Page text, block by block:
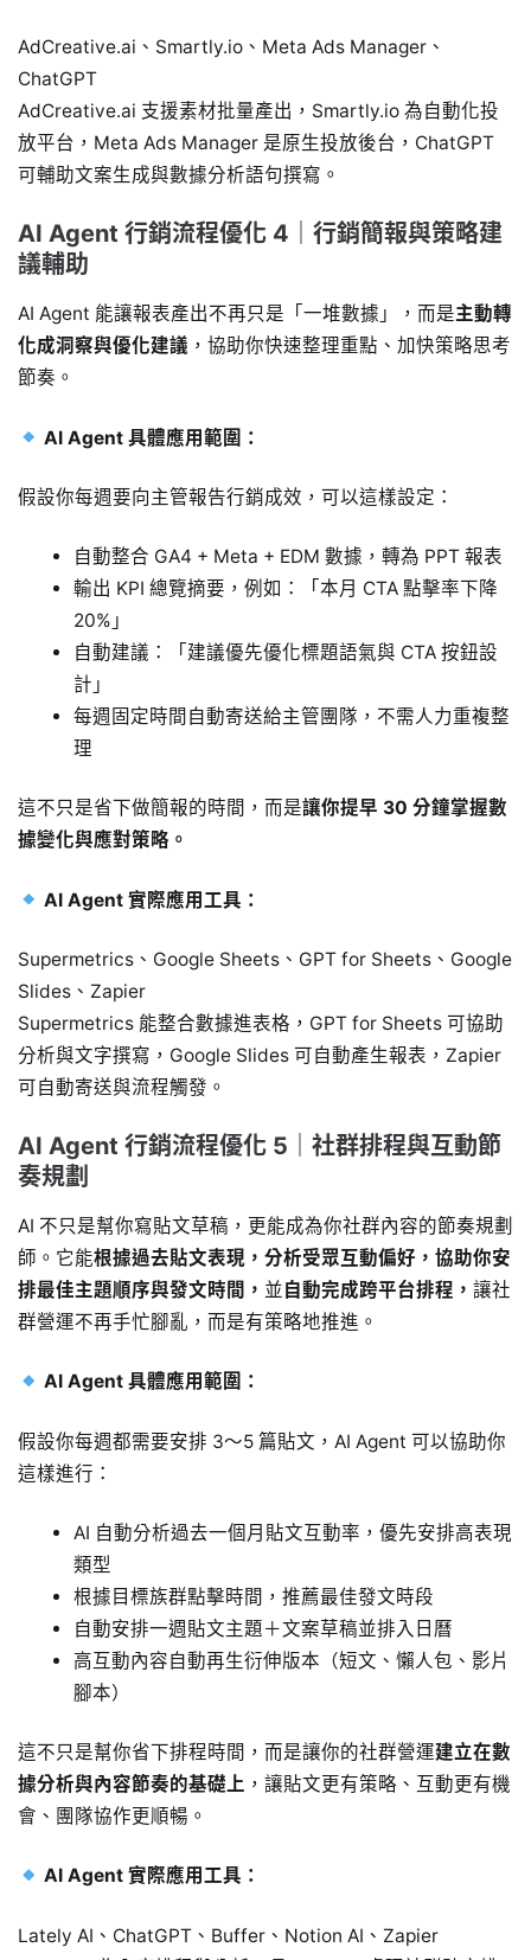
AdCreative.ai、Smartly.io、Meta Ads Manager、
ChatGPT
AdCreative.ai 支援素材批量產出，Smartly.io 為自動化投
放平台，Meta Ads Manager 是原生投放後台，ChatGPT
可輔助文案生成與數據分析語句撰寫。
AI Agent 行銷流程優化 4｜行銷簡報與策略建
議輔助
AI Agent 能讓報表產出不再只是「一堆數據」，而是主動轉
化成洞察與優化建議 ，協助你快速整理重點、加快策略思考
節奏。
AI Agent 具體應用範圍：
假設你每週要向主管報告行銷成效，可以這樣設定：
自動整合 GA4 + Meta + EDM 數據，轉為 PPT 報表
輸出 KPI 總覽摘要，例如：「本月 CTA 點擊率下降
20%」
自動建議：「建議優先優化標題語氣與 CTA 按鈕設
計」
每週固定時間自動寄送給主管團隊，不需人力重複整
理
這不只是省下做簡報的時間，而是讓你提早 30 分鐘掌握數
據變化與應對策略。
AI Agent 實際應用工具：
Supermetrics、Google Sheets、GPT for Sheets、Google
Slides、Zapier
Supermetrics 能整合數據進表格，GPT for Sheets 可協助
分析與文字撰寫，Google Slides 可自動產生報表，Zapier
可自動寄送與流程觸發。
AI Agent 行銷流程優化 5｜社群排程與互動節
奏規劃
AI 不只是幫你寫貼文草稿，更能成為你社群內容的節奏規劃
師。它能根據過去貼文表現，分析受眾互動偏好，協助你安
排最佳主題順序與發文時間， 並自動完成跨平台排程， 讓社
群營運不再手忙腳亂，而是有策略地推進。
AI Agent 具體應用範圍：
假設你每週都需要安排 3～5 篇貼文，AI Agent 可以協助你
這樣進行：
AI 自動分析過去一個月貼文互動率，優先安排高表現
類型
根據目標族群點擊時間，推薦最佳發文時段
自動安排一週貼文主題＋文案草稿並排入日曆
高互動內容自動再生衍伸版本（短文、懶人包、影片
腳本）
這不只是幫你省下排程時間，而是讓你的社群營運建立在數
據分析與內容節奏的基礎上 ，讓貼文更有策略、互動更有機
會、團隊協作更順暢。
AI Agent 實際應用工具：
Lately AI、ChatGPT、Buffer、Notion AI、Zapier